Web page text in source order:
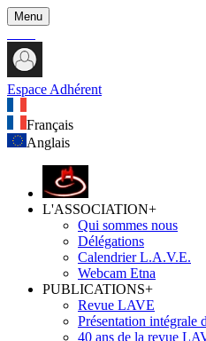
Menu
Espace Adhérent
Français
Anglais
L'ASSOCIATION+
Qui sommes nous
Délégations
Calendrier L.A.V.E.
Webcam Etna
PUBLICATIONS+
Revue LAVE
Présentation intégrale
40 ans de la revue